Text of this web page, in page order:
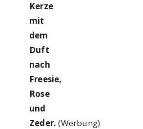
Kerze
mit
dem
Duft
nach
Freesie,
Rose
und
Zeder.(Werbung)